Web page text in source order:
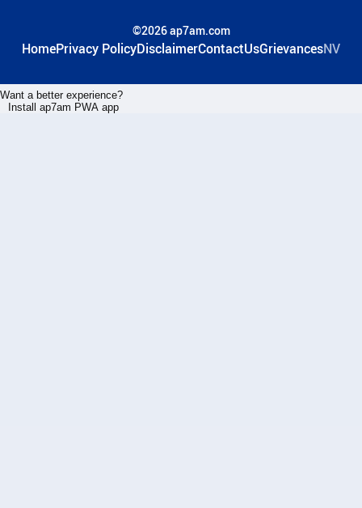
©2026 ap7am.com
HomePrivacy PolicyDisclaimerContactUsGrievancesNV
Want a better experience?
Install ap7am PWA app